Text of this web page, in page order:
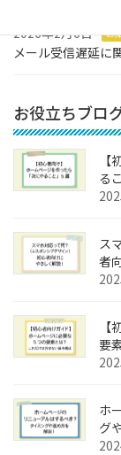
2026年2月6日 お
メール受信遅延に
お役立ちブロ
る
ス
者
要
ホ
グ